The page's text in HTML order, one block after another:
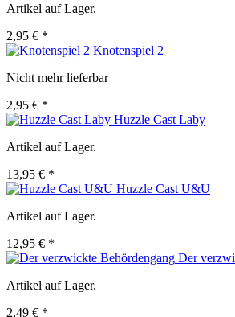
Artikel auf Lager.
2,95 € *
Knotenspiel 2
Nicht mehr lieferbar
2,95 € *
Huzzle Cast Laby
Artikel auf Lager.
13,95 € *
Huzzle Cast U&U
Artikel auf Lager.
12,95 € *
Der
Artikel auf Lager.
2,49 € *